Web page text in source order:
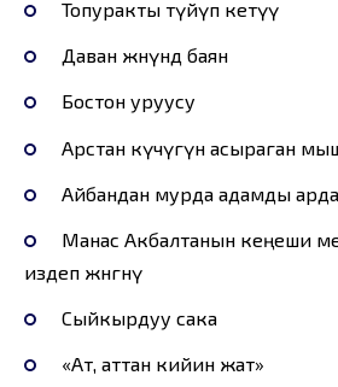
Топуракты түйүп кетүү
Даван жөнүндө баян
Бостон уруусу
Арстан күчүгүн асыраган
Айбандан мурда адамды
Манас Акбалтанын кеңеши
издеп жөнөгөнү
Сыйкырдуу сака
«Ат, аттан кийин жат»